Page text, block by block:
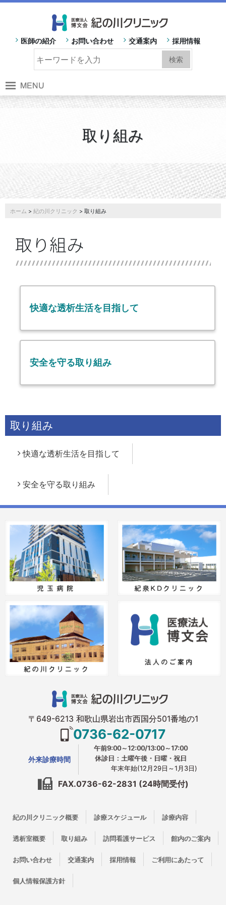
医師の紹介 お問い合わせ 交通案内 採用情報
取り組み
ホーム > 紀の川クリニック > 取り組み
取り組み
快適な透析生活を目指して
安全を守る取り組み
取り組み
快適な透析生活を目指して
安全を守る取り組み
〒649-6213 和歌山県岩出市西国分501番地の1
0736-62-0717
外来診療時間
午前9:00～12:00/13:00～17:00
休診日：土曜午後・日曜・祝日
年末年始(12月29日～1月3日)
FAX.0736-62-2831 (24時間受付)
紀の川クリニック概要 診療スケジュール 診療内容
透析室概要 取り組み 訪問看護サービス 館内のご案内
お問い合わせ 交通案内 採用情報 ご利用にあたって
個人情報保護方針